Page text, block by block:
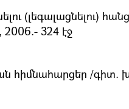
(լեգալացնելու)
324 էջ
հիմնահարցեր /գիտ.